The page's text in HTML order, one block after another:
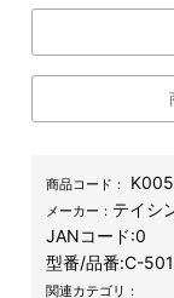
商品コード：
メーカー： テイシ
JANコード:0
型番/品番:C-
関連カテゴリ：